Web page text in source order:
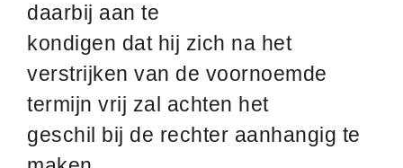
daarbij aan te
kondigen dat hij zich na het
verstrijken van de voornoemde
termijn vrij zal achten het
geschil bij de rechter aanhangig te